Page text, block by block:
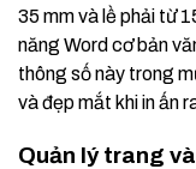
35 mm và lề phải từ
năng Word cơ bản
thông số này trong
và đẹp mắt khi in ấn
Quản lý trang